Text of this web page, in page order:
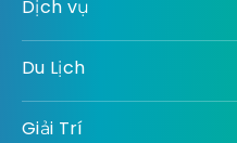
Dịch vụ
Du Lịch
Giải Trí